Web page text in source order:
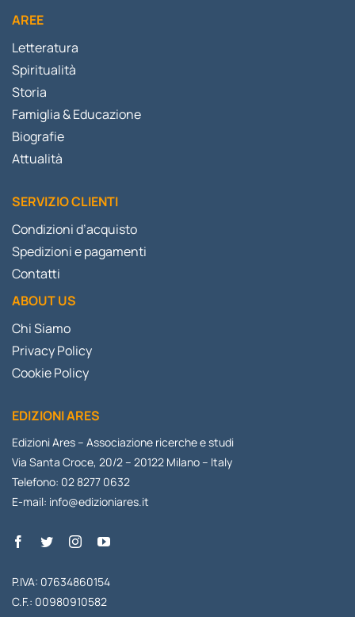
AREE
Letteratura
Spiritualità
Storia
Famiglia & Educazione
Biografie
Attualità
SERVIZIO CLIENTI
Condizioni d’acquisto
Spedizioni e pagamenti
Contatti
ABOUT US
Chi Siamo
Privacy Policy
Cookie Policy
EDIZIONI ARES
Edizioni Ares – Associazione ricerche e studi
Via Santa Croce, 20/2 – 20122 Milano – Italy
Telefono: 02 8277 0632
E-mail: info@edizioniares.it
P.IVA: 07634860154
C.F.: 00980910582